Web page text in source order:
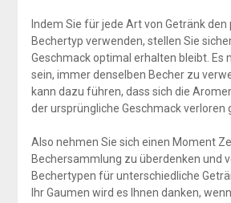
Indem Sie für jede Art von Getränk den
Bechertyp verwenden, stellen Sie
Geschmack optimal erhalten bleibt. Es
sein, immer denselben Becher zu
kann dazu führen, dass sich die
der ursprüngliche Geschmack verloren
Also nehmen Sie sich einen Moment
Bechersammlung zu überdenken und
Bechertypen für unterschiedliche
Ihr Gaumen wird es Ihnen danken,